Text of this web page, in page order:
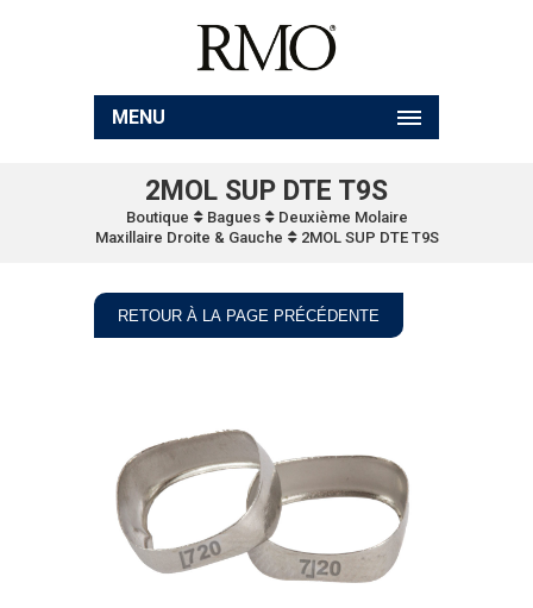
MENU
2MOL SUP DTE T9S
Boutique Bagues
Deuxième Molaire
Maxillaire Droite & Gauche
2MOL SUP DTE T9S
RETOUR À LA PAGE PRÉCÉDENTE